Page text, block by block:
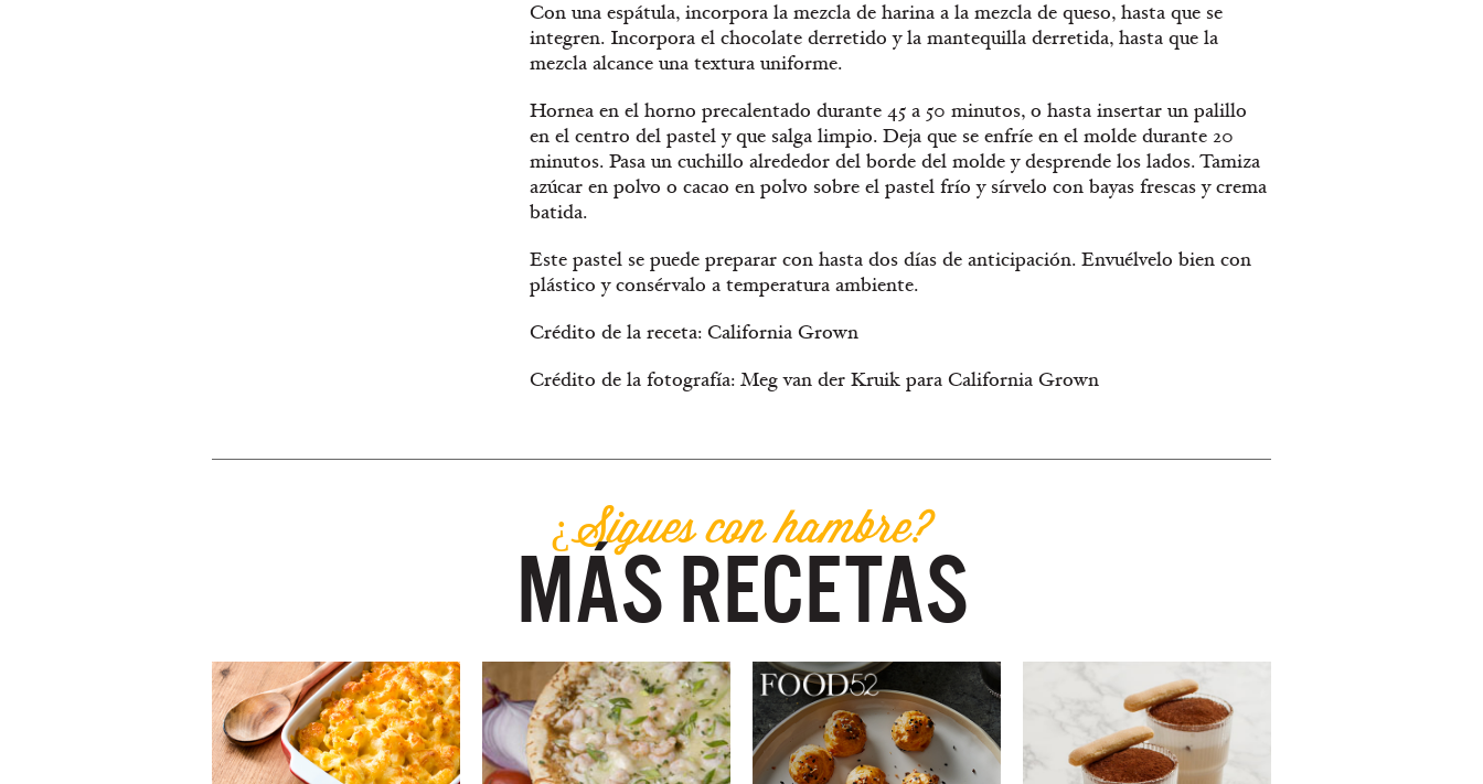
Con una espátula, incorpora la mezcla de harina a la mezcla de queso, hasta que se
integren. Incorpora el chocolate derretido y la mantequilla derretida, hasta que la
mezcla alcance una textura uniforme.
Hornea en el horno precalentado durante 45 a 50 minutos, o hasta insertar un palillo
en el centro del pastel y que salga limpio. Deja que se enfríe en el molde durante 20
minutos. Pasa un cuchillo alrededor del borde del molde y desprende los lados. Tamiza
azúcar en polvo o cacao en polvo sobre el pastel frío y sírvelo con bayas frescas y crema
batida.
Este pastel se puede preparar con hasta dos días de anticipación. Envuélvelo bien con
plástico y consérvalo a temperatura ambiente.
Crédito de la receta: California Grown
Crédito de la fotografía: Meg van der Kruik para California Grown
¿Sigues con hambre?
MÁS RECETAS